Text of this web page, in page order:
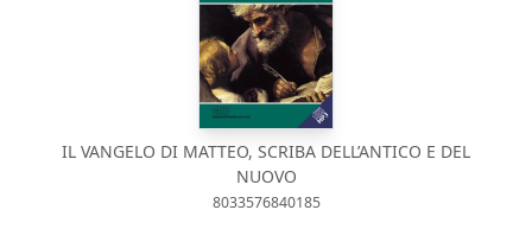
IL VANGELO DI MATTEO, SCRIBA DELL’ANTICO E DEL
NUOVO
8033576840185